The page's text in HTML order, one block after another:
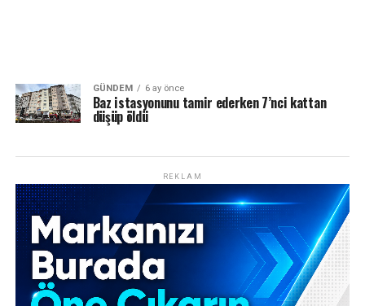
GÜNDEM 6 ay önce
Baz istasyonunu tamir ederken 7’nci kattan
düşüp öldü
REKLAM